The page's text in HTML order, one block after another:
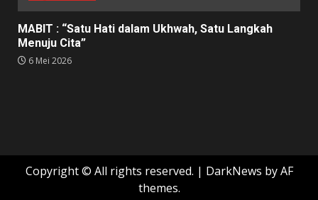
MABIT : “Satu Hati dalam Ukhwah, Satu Langkah
Menuju Cita”
6 Mei 2026
Copyright © All rights reserved. | DarkNews by AF
themes.